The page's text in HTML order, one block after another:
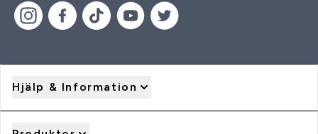
Hjälp & Information